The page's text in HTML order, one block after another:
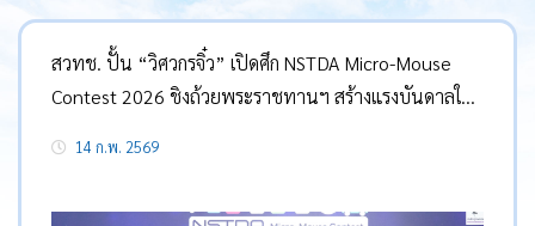
สวทช. ปั้น “วิศวกรจิ๋ว” เปิดศึก NSTDA Micro-Mouse
Contest 2026 ชิงถ้วยพระราชทานฯ สร้างแรงบันดาลใจ
14 ก.พ. 2569